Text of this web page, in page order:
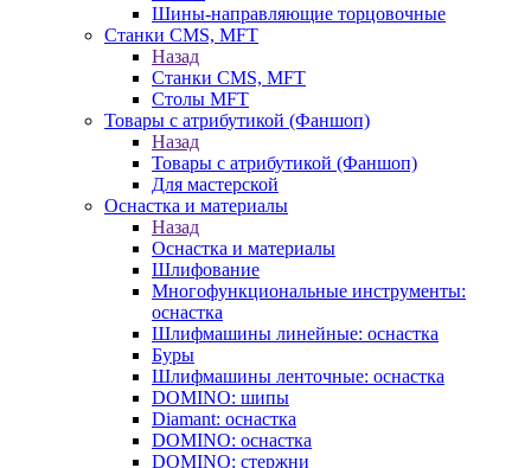
Шины-направляющие торцовочные
Станки CMS, MFT
Назад
Станки CMS, MFT
Столы MFT
Товары с атрибутикой (Фаншоп)
Назад
Товары с атрибутикой (Фаншоп)
Для мастерской
Оснастка и материалы
Назад
Оснастка и материалы
Шлифование
Многофункциональные инструменты:
оснастка
Шлифмашины линейные: оснастка
Буры
Шлифмашины ленточные: оснастка
DOMINO: шипы
Diamant: оснастка
DOMINO: оснастка
DOMINO: стержни